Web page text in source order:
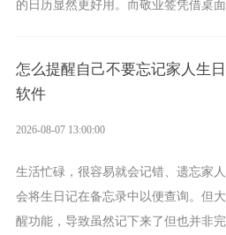
的日历显然更好用。而敬业签凭借桌
怎么提醒自己不要忘记家人生
软件
2026-08-07 13:00:00
生活忙碌，很容易就会记错、遗忘家
会将生日记在备忘录中以便查询。但
醒功能，导致虽然记下来了但也并非